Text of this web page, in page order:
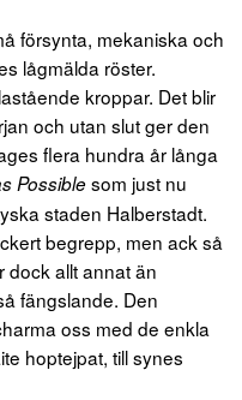
försynta, mekaniska och
lågmälda röster.
kroppar. Det blir
och utan slut ger den
flera hundra år långa
Possiblesom just nu
staden Halberstadt.
begrepp, men ack så
dock allt annat än
fängslande. Den
oss med de enkla
hoptejpat, till synes